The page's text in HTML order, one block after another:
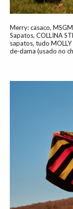
Merry: casaco,
Sapatos, COLLINA
sapatos, tudo
de-dama (usado no